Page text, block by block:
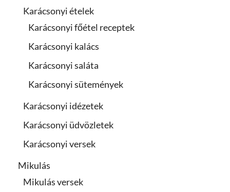
Karácsonyi ételek
Karácsonyi főétel receptek
Karácsonyi kalács
Karácsonyi saláta
Karácsonyi sütemények
Karácsonyi idézetek
Karácsonyi üdvözletek
Karácsonyi versek
Mikulás
Mikulás versek